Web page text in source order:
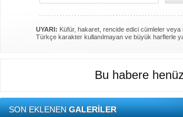
UYARI: Küfür, hakaret, rencide edici cümleler veya
Türkçe karakter kullanılmayan ve büyük harflerle
Bu habere
SON EKLENENGALERİLER